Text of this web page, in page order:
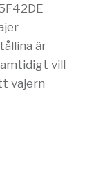
är
vill
vajern